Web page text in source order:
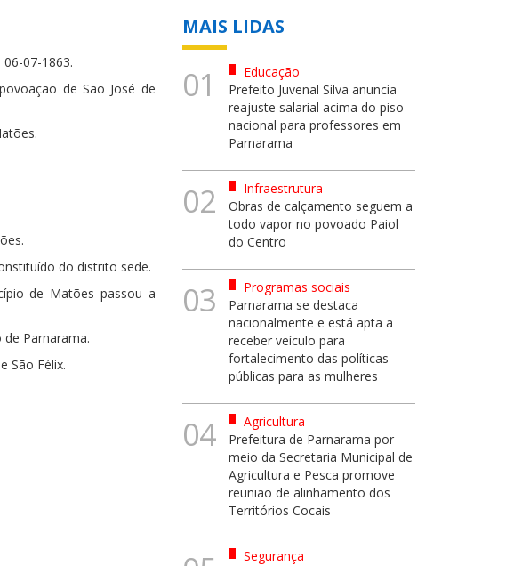
07-1863.
de São José de
do distrito sede.
de Matões passou a
Parnarama.
São Félix.
MAIS LIDAS
01
Educação
Prefeito Juvenal Silva anuncia
reajuste salarial acima do piso
nacional para professores em
Parnarama
02
Infraestrutura
Obras de calçamento seguem a
todo vapor no povoado Paiol
do Centro
03
Programas sociais
Parnarama se destaca
nacionalmente e está apta a
receber veículo para
fortalecimento das políticas
públicas para as mulheres
04
Agricultura
Prefeitura de Parnarama por
meio da Secretaria Municipal de
Agricultura e Pesca promove
reunião de alinhamento dos
Territórios Cocais
Segurança